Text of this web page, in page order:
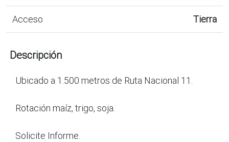
Acceso Tierra
Descripción
Ubicado a 1.500 metros de Ruta Nacional 11.
Rotación maíz, trigo, soja.
Solicite Informe.